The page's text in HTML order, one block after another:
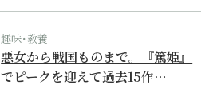
趣味･教養
悪女から戦国ものまで。『篤姫』
でピークを迎えて過去15作…